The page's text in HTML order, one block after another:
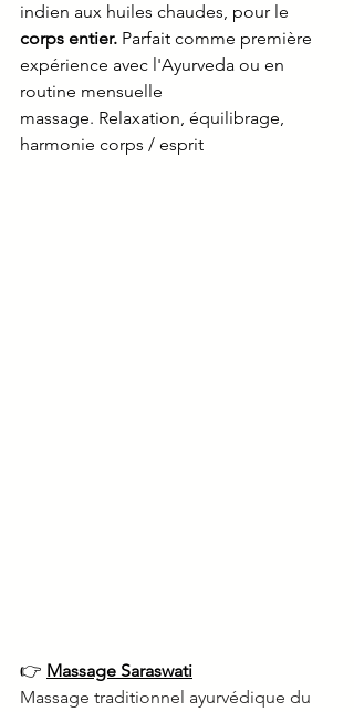
indien aux huiles chaudes, pour le
corps entier. Parfait comme première
expérience avec l'Ayurveda ou en
routine mensuelle
massage. Relaxation, équilibrage,
harmonie corps / esprit
👉 Massage Saraswati
Massage traditionnel ayurvédique du